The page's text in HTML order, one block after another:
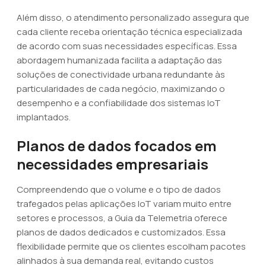
Além disso, o atendimento personalizado assegura que
cada cliente receba orientação técnica especializada
de acordo com suas necessidades específicas. Essa
abordagem humanizada facilita a adaptação das
soluções de conectividade urbana redundante às
particularidades de cada negócio, maximizando o
desempenho e a confiabilidade dos sistemas IoT
implantados.
Planos de dados focados em
necessidades empresariais
Compreendendo que o volume e o tipo de dados
trafegados pelas aplicações IoT variam muito entre
setores e processos, a Guia da Telemetria oferece
planos de dados dedicados e customizados. Essa
flexibilidade permite que os clientes escolham pacotes
alinhados à sua demanda real, evitando custos